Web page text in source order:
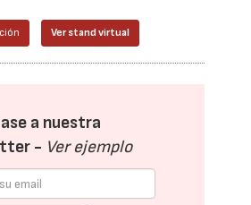
Ver stand virtual
a nuestra
- Ver ejemplo